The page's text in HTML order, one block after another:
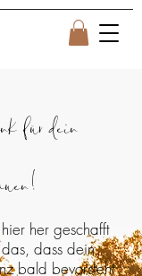
für dein
her geschafft
dass dein
bald bevorsteht